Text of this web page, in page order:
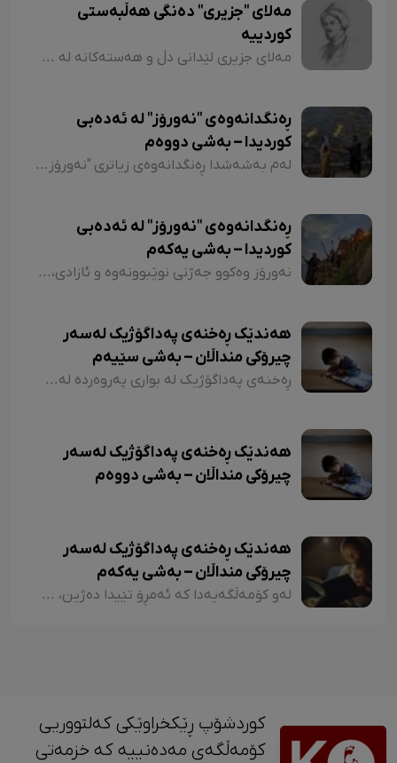
مەلای "جزیری" دەنگی هەڵبەستی
کوردییە
مەلای جزیری لێدانی دڵ و هەستەکانە لە شیعری کلاسیکدا. مەلای جزیری ساڵی ١٥٦٥ لە جزیری بۆتان لەدایک بووە. ناوی "ئەحمەد"ە و لە شیعردا نازناوی "نیشانی، مەلێ و مەلا"یە و لە سەدەی ١٧دا ژیاوە. مەلا ئەحمەد جزیری لەسەر دەستی باوکی (شێخ محەممەد) دەستی بە خوێندن کردووە و لە مەدرەسەی "هەکاری و عیمادی" درێژەی بە خوێندن داوە.
ڕەنگدانەوەی "نەورۆز" لە ئەدەبی
کوردیدا – بەشی دووەم
لەم بەشەشدا ڕەنگدانەوەی زیاتری "نەورۆز" لە شیعر و دەقی کوردیدا دەخەینەڕوو. هەروەها پێویستە ئاماژەش بەوە بکەم کە وێڕای ئەوەی لەم وتارەدا ڕەنگدانەوەی "نەورۆز" لە ئەدەبی کوردیدا دەبینین، ئاوڕێکیش لە شاعیران و نووسەرانمان دەدەینەوە کە بەداخەوە ناوی هەندێکیان بە فەرامۆشی سپێردراون.
ڕەنگدانەوەی "نەورۆز" لە ئەدەبی
کوردیدا – بەشی یەکەم
نەورۆز وەکوو جەژنی نوێبوونەوە و ئازادی، لە ئەدەبی کوردیدا و لەلای شاعیران و نووسەرانی کورد، هەمیشە جێی بایەخ و تێڕامان بووە. شاعیران و نووسەرانی کورد وەکوو دیوێکی جوانی و دەرچەیەکی ئازادی و هێمای ڕزگاریی نەتەوەیی، نەورۆزیان لەنێو شیعر و دەقەکەیاندا بەکار هێناوە. ئەم بابەتەش دەگەڕێتەوە بۆ گرێدراویی حاشاهەڵنەگری کورد و کوردستان بە نەورۆزەوە
هەندێک ڕەخنەی پەداگۆژیک لەسەر
چیرۆکی منداڵان – بەشی سێیەم
ڕەخنەی پەداگۆژیک لە بواری پەروەردە لەسەر چیرۆکی منداڵان؛ هەندێکجار لە چیرۆکی منداڵاندا تووشی ئەو جۆرە وشەیە دەبین کە کاریگەرییان لەسەر مێشکی منداڵان دەبێت و ڕێگەیان پێ دەدات بیرۆکەیەکی خراپ لە مێشکیاندا دروست بکەن. بۆ نموونە دەتوانین لێرەدا سەرنجەکانمان لەسەر چیرۆکی "تیتی و پیرێ، کال و سێڤێ و نیسکۆ" بخەینەڕوو. لە بەشێکی چیرۆکی "تیتی و پیرێ"دا وەها دەڵێت:
هەندێک ڕەخنەی پەداگۆژیک لەسەر
چیرۆکی منداڵان – بەشی دووەم
هەندێک ڕەخنەی پەداگۆژیک لەسەر
چیرۆکی منداڵان – بەشی یەکەم
لەو کۆمەڵگەیەدا کە ئەمڕۆ تێیدا دەژین، هەرچەندە دەبینین ئەدەبی کوردی لە گەشەکردندایە، بەتایبەتی ئەدەبی منداڵان، بەڵام زۆربەی چیرۆکەکانی منداڵان لایەنی لاوازی زۆریان هەیە کە کاریگەرییان لەسەر دەروونی منداڵان هەیە و دەبنە کێشە.
کوردشۆپ ڕێکخراوێکی کەلتووریی
کۆمەڵگەی مەدەنییە کە خزمەتی